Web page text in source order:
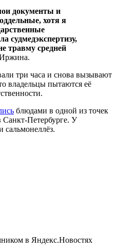
документы и
хотя я
судмедэкспертизу,
травму средней
три часа и снова вызывают
владельцы пытаются её
блюдами в одной из точек
Санкт-Петербурге. У
сальмонеллёз.
в Яндекс.Новостях